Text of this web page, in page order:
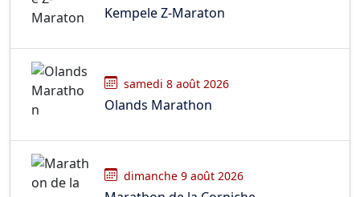
Kempele Z-Maraton
samedi 8 août 2026
Olands Marathon
dimanche 9 août 2026